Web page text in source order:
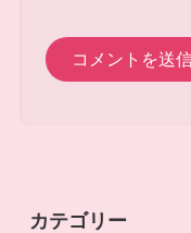
カテゴリー